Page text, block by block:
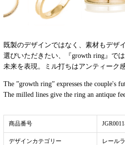
既製のデザインではなく、素材もデザ
選びいただきたい、『growth ring』で
未来を表現。ミル打ちはアンティーク
The ”growth ring” expresses the couple's
The milled lines give the ring an antique
商品番号
デザインカテゴリー レール